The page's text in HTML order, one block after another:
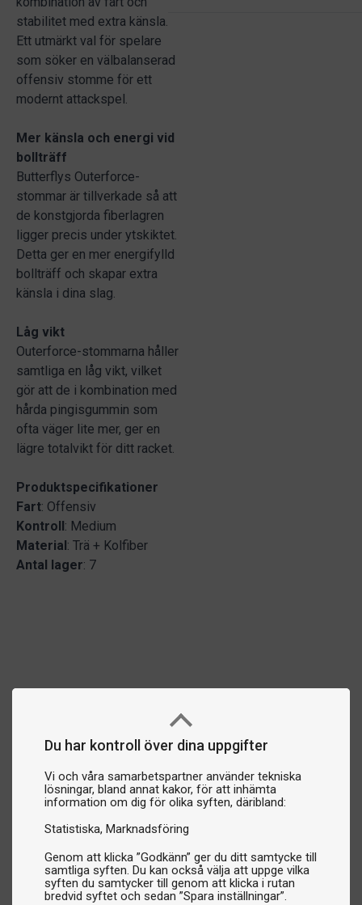
Du har kontroll över dina uppgifter
Vi och våra samarbetspartner använder tekniska
lösningar, bland annat kakor, för att inhämta
information om dig för olika syften, däribland:
Statistiska Marknadsföring
Genom att klicka ”Godkänn” ger du ditt samtycke till
samtliga syften. Du kan också välja att uppge vilka
syften du samtycker till genom att klicka i rutan
bredvid syftet och sedan ”Spara inställningar”.
stabilitet med extra känsla.
Ett utmärkt val för spelare
som söker en välbalanserad
offensiv stomme för ett
modernt attackspel.
Mer känsla och energi vid
bollträff
Butterflys Outerforce-
stommar är tillverkade så att
de konstgjorda fiberlagren
ligger precis under ytskiktet.
Detta ger en mer energifylld
bollträff och skapar extra
känsla i dina slag.
Låg vikt
Outerforce-stommarna håller
samtliga en låg vikt, vilket
gör att de i kombination med
hårda pingisgummin som
ofta väger lite mer, ger en
lägre totalvikt för ditt racket.
Produktspecifikationer
Fart: Offensiv
Kontroll: Medium
Material: Trä + Kolfiber
Antal lager: 7